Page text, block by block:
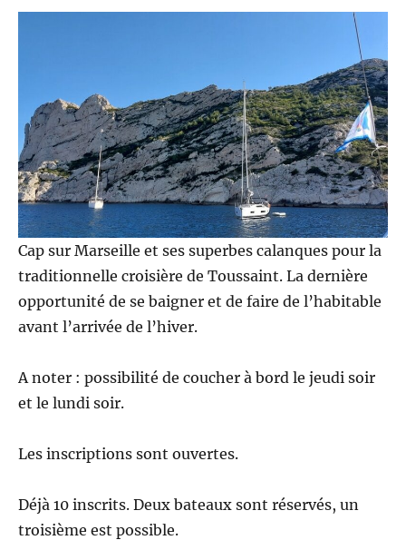
Cap sur Marseille et ses superbes calanques pour la
traditionnelle croisière de Toussaint. La dernière
opportunité de se baigner et de faire de l’habitable
avant l’arrivée de l’hiver.
A noter : possibilité de coucher à bord le jeudi soir
et le lundi soir.
Les inscriptions sont ouvertes.
Déjà 10 inscrits. Deux bateaux sont réservés, un
troisième est possible.